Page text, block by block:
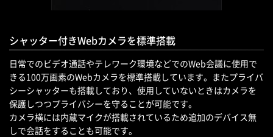
シャッター付きWebカメラを標準搭載
日常でのビデオ通話やテレワーク環境などでのWeb会議に使用で
きる100万画素のWebカメラを標準搭載しています。またプライバ
シーシャッターも搭載しており、使用していないときはカメラを
保護しつつプライバシーを守ることが可能です。
カメラ横には内蔵マイクが搭載されているため追加のデバイス無
しで会話をすることも可能です。